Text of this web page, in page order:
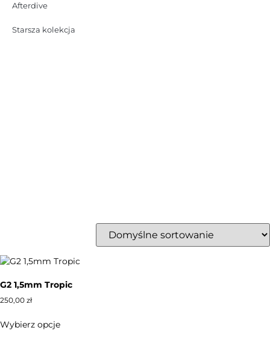
Afterdive
Starsza kolekcja
G2 1,5mm Tropic
250,00 zł
Wybierz opcje